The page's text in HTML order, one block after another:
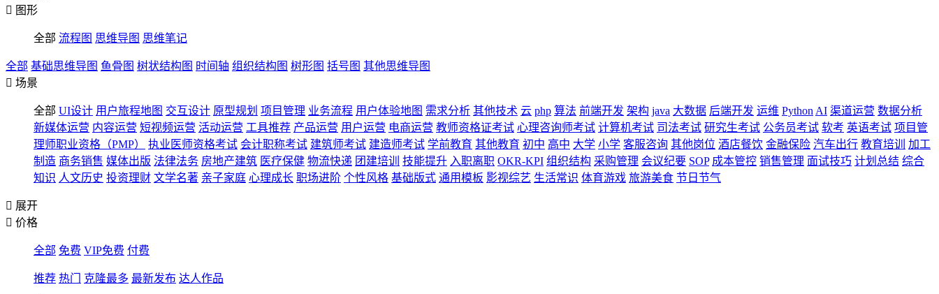
 图形
全部 流程图 思维导图 思维笔记
全部 基础思维导图 鱼骨图 树状结构图 时间轴 组织结构图 树形图 括号图 其他思维导图
 场景
全部 UI设计 用户旅程地图 交互设计 原型规划 项目管理 业务流程 用户体验地图 需求分析 其他技术 云 php 算法 前端开发 架构 java 大数据 后端开发 运维 Python AI 渠道运营 数据分析
新媒体运营 内容运营 短视频运营 活动运营 工具推荐 产品运营 用户运营 电商运营 教师资格证考试 心理咨询师考试 计算机考试 司法考试 研究生考试 公务员考试 软考 英语考试 项目管
理师职业资格（PMP）
执业医师资格考试 会计职称考试 建筑师考试 建造师考试 学前教育 其他教育 初中 高中 大学 小学 客服咨询 其他岗位 酒店餐饮 金融保险 汽车出行 教育培训
加工
制造 商务销售 媒体出版 法律法务 房地产建筑 医疗保健 物流快递 团建培训 技能提升 入职离职 OKR-KPI 组织结构 采购管理 会议纪要 SOP 成本管控 销售管理 面试技巧 计划总结 综合
知识 人文历史 投资理财 文学名著 亲子家庭 心理成长 职场进阶 个性风格 基础版式 通用模板 影视综艺 生活常识 体育游戏 旅游美食 节日节气
 展开
 价格
全部 免费 VIP免费 付费
推荐 热门 克隆最多 最新发布 达人作品